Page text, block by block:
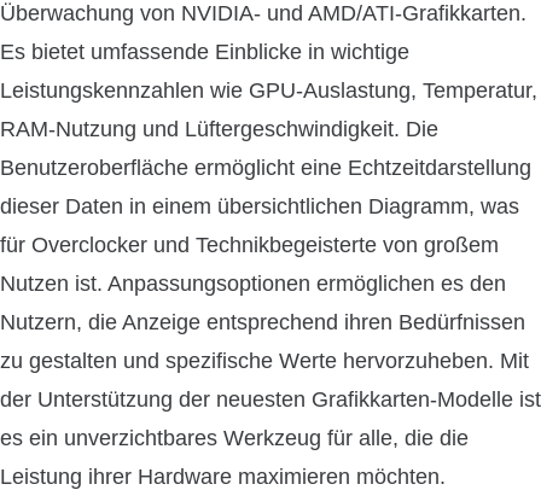
Überwachung von NVIDIA- und AMD/ATI-Grafikkarten.
Es bietet umfassende Einblicke in wichtige
Leistungskennzahlen wie GPU-Auslastung, Temperatur,
RAM-Nutzung und Lüftergeschwindigkeit. Die
Benutzeroberfläche ermöglicht eine Echtzeitdarstellung
dieser Daten in einem übersichtlichen Diagramm, was
für Overclocker und Technikbegeisterte von großem
Nutzen ist. Anpassungsoptionen ermöglichen es den
Nutzern, die Anzeige entsprechend ihren Bedürfnissen
zu gestalten und spezifische Werte hervorzuheben. Mit
der Unterstützung der neuesten Grafikkarten-Modelle ist
es ein unverzichtbares Werkzeug für alle, die die
Leistung ihrer Hardware maximieren möchten.